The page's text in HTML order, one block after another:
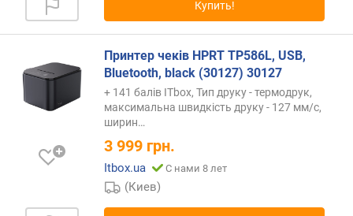
г
м
)
а
.
Купить!
Принтер чеків HPRT TP586L, USB,
Bluetooth, black (30127) 30127
+ 141 балів ITbox, Тип друку - термодрук,
максимальна швидкість друку - 127 мм/с,
ширин…
3 999 грн.
Itbox.ua С нами 8 лет
(Киев)